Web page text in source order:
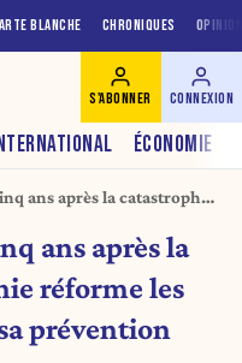
BLANCHE CHRONIQUES
ÉCONOMIE
S'ABONNER CONNEXION
ans après la catastrophe,
ans après la
réforme les
prévention